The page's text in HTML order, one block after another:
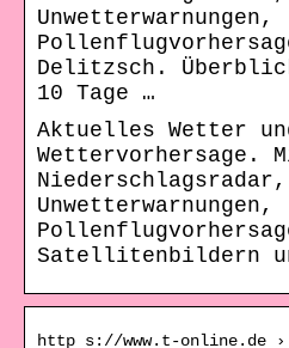
Unwetterwarnungen,
Delitzsch.
10 Tage …
Aktuelles Wetter
Wettervorhersage.
Niederschlagsradar,
Unwetterwarnungen,
Satellitenbildern
http s://www.t-online.de